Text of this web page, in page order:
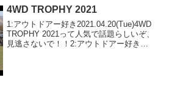
4WD TROPHY 2021
1:アウトドアー好き2021.04.20(Tue)4WD
TROPHY 2021って人気で話題らしいぞ、
見逃さないで！！2:アウトドアー好き